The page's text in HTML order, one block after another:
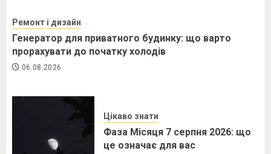
Ремонт і дизайн
Генератор для приватного будинку: що варто
прорахувати до початку холодів
06.08.2026
Цікаво знати
Фаза Місяця 7 серпня 2026: що
це означає для вас